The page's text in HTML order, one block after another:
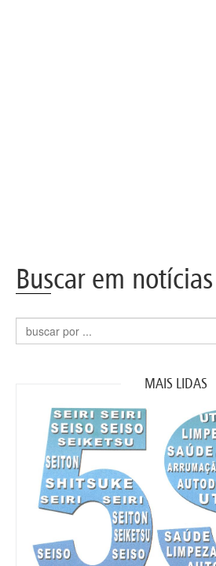
Buscar em notícias
MAIS LIDAS